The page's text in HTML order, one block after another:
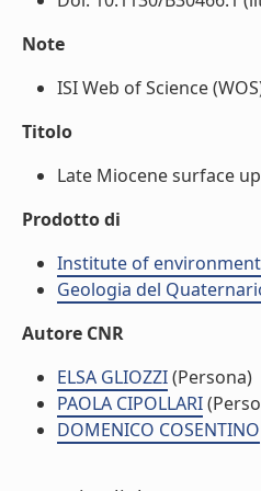
Note
ISI Web of Science
Titolo
Late Miocene surface
Prodotto di
Institute of
Geologia del
Autore CNR
ELSA GLIOZZI(Persona)
PAOLA CIPOLLARI
DOMENICO COSENTINO